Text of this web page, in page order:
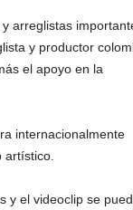
arreglistas
y productor
el apoyo en la
internacionalmente
y el videoclip se